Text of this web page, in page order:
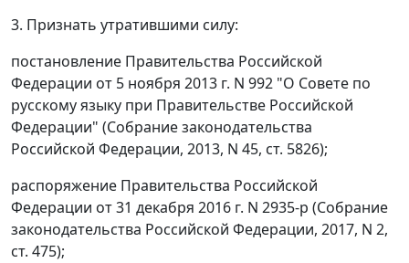
3. Признать утратившими силу:
постановление Правительства Российской
Федерации от 5 ноября 2013 г. N 992 "О Совете по
русскому языку при Правительстве Российской
Федерации" (Собрание законодательства
Российской Федерации, 2013, N 45, ст. 5826);
распоряжение Правительства Российской
Федерации от 31 декабря 2016 г. N 2935-р (Собрание
законодательства Российской Федерации, 2017, N 2,
ст. 475);